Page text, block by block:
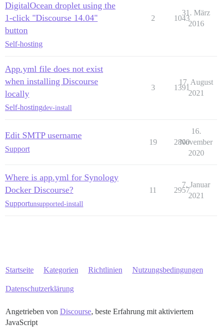
DigitalOcean droplet using the
1-click "Discourse 14.04"
button
Self-hosting
2 1043
31. März
2016
App.yml file does not exist
when installing Discourse
locally
Self-hostingdev-install
3 1391
17. August
2021
Edit SMTP username
Support
19 2800
16.
November
2020
Where is app.yml for Synology
Docker Discourse?
Supportunsupported-install
11 2957
7. Januar
2021
Startseite Kategorien Richtlinien Nutzungsbedingungen
Datenschutzerklärung
Angetrieben von Discourse, beste Erfahrung mit aktiviertem
JavaScript